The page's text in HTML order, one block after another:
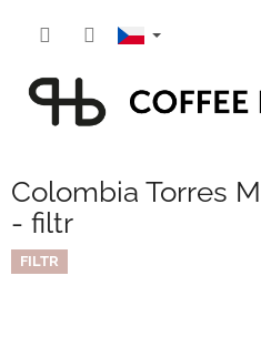
Colombia Torres
- filtr
FILTR